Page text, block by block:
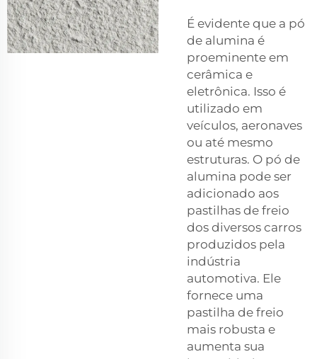
É evidente que a pó
de alumina é
proeminente em
cerâmica e
eletrônica. Isso é
utilizado em
veículos, aeronaves
ou até mesmo
estruturas. O pó de
alumina pode ser
adicionado aos
pastilhas de freio
dos diversos carros
produzidos pela
indústria
automotiva. Ele
fornece uma
pastilha de freio
mais robusta e
aumenta sua